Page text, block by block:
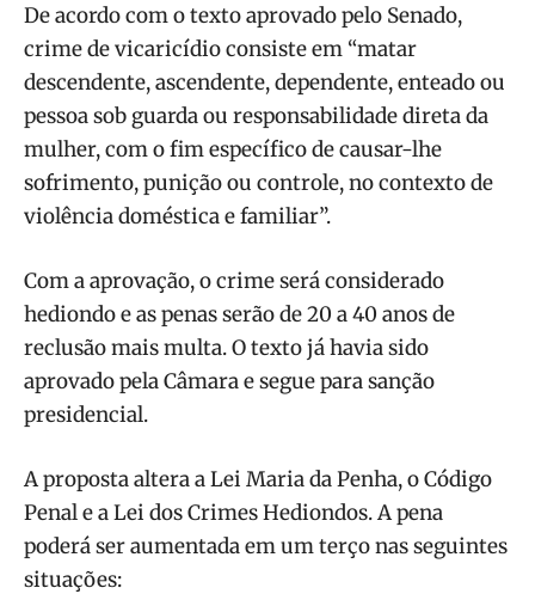
De acordo com o texto aprovado pelo Senado,
crime de vicaricídio consiste em “matar
descendente, ascendente, dependente, enteado ou
pessoa sob guarda ou responsabilidade direta da
mulher, com o fim específico de causar-lhe
sofrimento, punição ou controle, no contexto de
violência doméstica e familiar”.
Com a aprovação, o crime será considerado
hediondo e as penas serão de 20 a 40 anos de
reclusão mais multa. O texto já havia sido
aprovado pela Câmara e segue para sanção
presidencial.
A proposta altera a Lei Maria da Penha, o Código
Penal e a Lei dos Crimes Hediondos. A pena
poderá ser aumentada em um terço nas seguintes
situações: